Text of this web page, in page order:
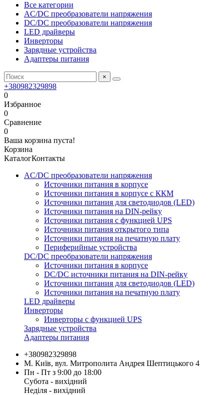
Все категории
AC/DC преобразователи напряжения
DC/DC преобразователи напряжения
LED драйверы
Инверторы
Зарядные устройства
Адаптеры питания
×
+380982329898
0
Избранное
0
Сравнение
0
Ваша корзина пуста!
Корзина
КаталогКонтакты
AC/DC преобразователи напряжения
Источники питания в корпусе
Источники питания в корпусе с ККМ
Источники питания для светодиодов (LED)
Источники питания на DIN-рейку
Источники питания с функцией UPS
Источники питания открытого типа
Источники питания на печатную плату
Периферийные устройства
DC/DC преобразователи напряжения
Источники питания в корпусе
DC/DC источники питания на DIN-рейку
Источники питания для светодиодов (LED)
Источники питания на печатную плату
LED драйверы
Инверторы
Инверторы с функцией UPS
Зарядные устройства
Адаптеры питания
+380982329898
М. Київ, вул. Митрополита Андрея Шептицького 4
Пн - Пт з 9:00 до 18:00
Субота - вихідний
Неділя - вихідний